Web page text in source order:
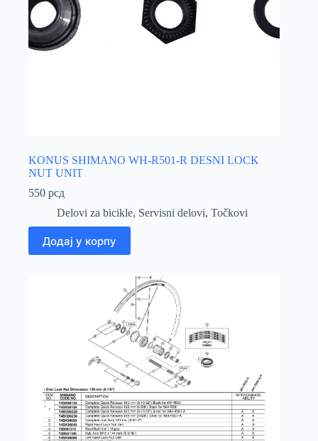
KONUS SHIMANO WH-R501-R DESNI LOCK
NUT UNIT
550 рсд
Delovi za bicikle, Servisni delovi, Točkovi
Додај у корпу